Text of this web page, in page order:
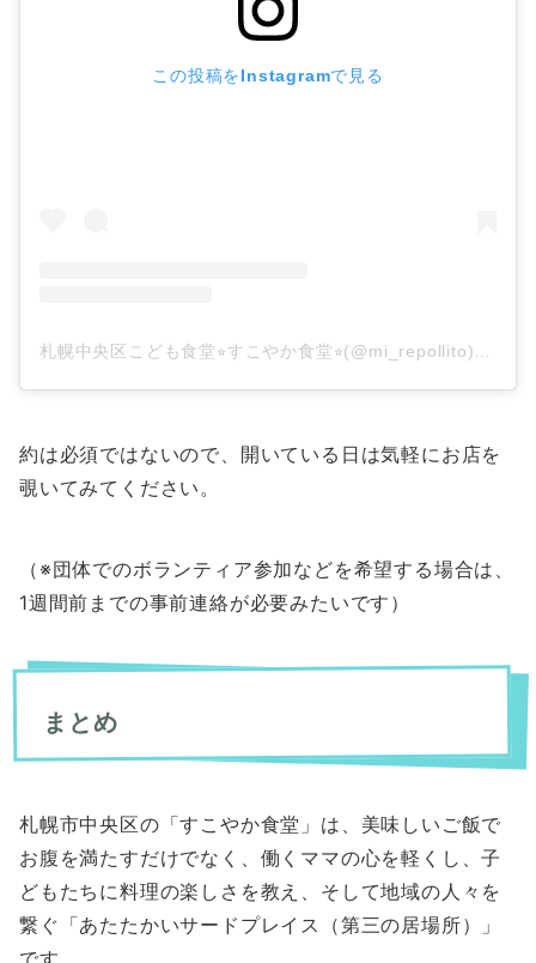
この投稿をInstagramで見る
約は必須ではないので、開いている日は気軽にお店を
覗いてみてください。
（※団体でのボランティア参加などを希望する場合は、
1週間前までの事前連絡が必要みたいです）
まとめ
札幌市中央区の「すこやか食堂」は、美味しいご飯で
お腹を満たすだけでなく、働くママの心を軽くし、子
どもたちに料理の楽しさを教え、そして地域の人々を
繋ぐ「あたたかいサードプレイス（第三の居場所）」
です。